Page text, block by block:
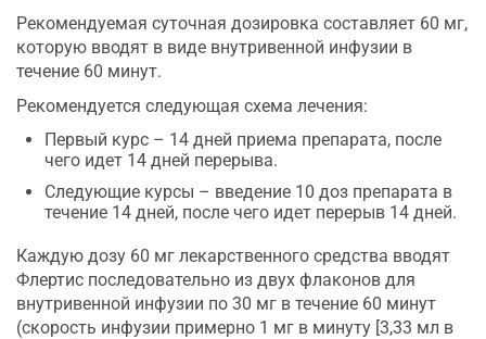
Рекомендуемая суточная дозировка составляет 60 мг,
которую вводят в виде внутривенной инфузии в
течение 60 минут.
Рекомендуется следующая схема лечения:
Первый курс – 14 дней приема препарата, после
чего идет 14 дней перерыва.
Следующие курсы – введение 10 доз препарата в
течение 14 дней, после чего идет перерыв 14 дней.
Каждую дозу 60 мг лекарственного средства вводят
Флертис последовательно из двух флаконов для
внутривенной инфузии по 30 мг в течение 60 минут
(скорость инфузии примерно 1 мг в минуту [3,33 мл в